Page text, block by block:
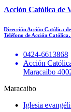
Acción Católica de
Dirección Acción Católica
Teléfono de Acción
0424-6613868
Acción
Maracaibo
Maracaibo
Iglesia